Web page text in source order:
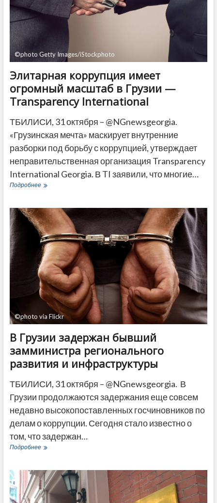
©photo Getty Images/iStockphoto
Элитарная коррупция имеет
огромный масштаб в Грузии —
Transparency International
ТБИЛИСИ, 31 октября – @NGnewsgeorgia.
«Грузинская мечта» маскирует внутренние
разборки под борьбу с коррупцией, утверждает
неправительственная организация Transparency
International Georgia. В TI заявили, что многие…
ПодробнееЭлитарная
огромный
масштаб
в
Грузии
—
Transparency
International
©photo via Flickr
В Грузии задержан бывший
замминистра регионального
развития и инфраструктуры
ТБИЛИСИ, 31 октября – @NGnewsgeorgia. В
Грузии продолжаются задержания еще совсем
недавно высокопоставленных госчиновников по
делам о коррупции. Сегодня стало известно о
том, что задержан…
ПодробнееВ
бывший
замминистра
регионального
развития